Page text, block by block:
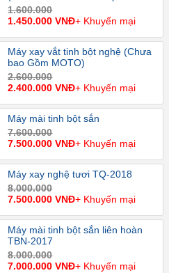
1.600.000
1.450.000 VNĐ+ Khuyến mại
Máy xay vắt tinh bột nghệ (Chưa
bao Gồm MOTO)
2.600.000
2.400.000 VNĐ+ Khuyến mại
Máy mài tinh bột sắn
7.600.000
7.500.000 VNĐ+ Khuyến mại
Máy xay nghệ tươi TQ-2018
8.000.000
7.500.000 VNĐ+ Khuyến mại
Máy mài tinh bột sắn liên hoàn
TBN-2017
8.000.000
7.000.000 VNĐ+ Khuyến mại